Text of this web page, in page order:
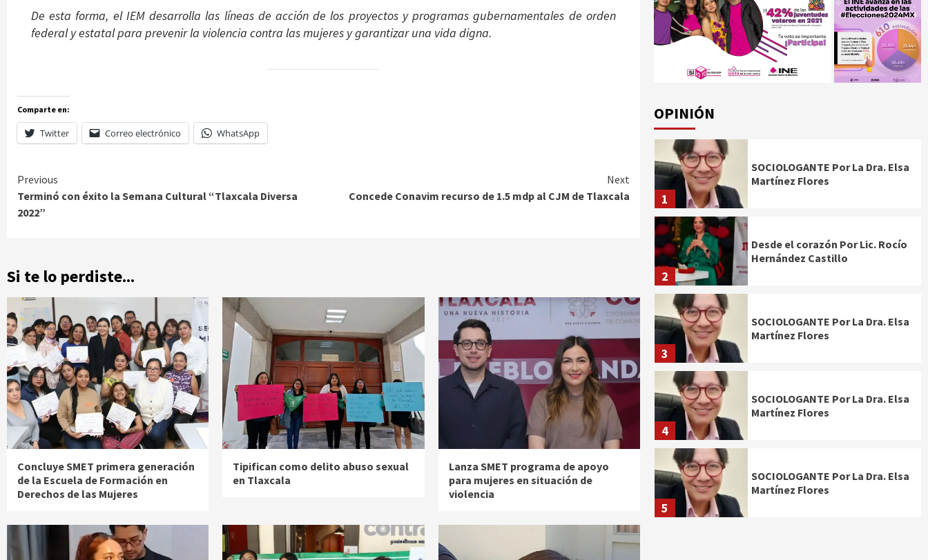
De esta forma, el IEM desarrolla las líneas de acción de los proyectos y programas gubernamentales de orden
federal y estatal para prevenir la violencia contra las mujeres y garantizar una vida digna.
Comparte en:
Twitter Correo electrónico WhatsApp
Continue
Reading
Previous
Terminó con éxito la Semana Cultural “Tlaxcala Diversa
2022”
Next
Concede Conavim recurso de 1.5 mdp al CJM de Tlaxcala
Si te lo perdiste...
Concluye SMET primera generación
de la Escuela de Formación en
Derechos de las Mujeres
Tipifican como delito abuso sexual
en Tlaxcala
Lanza SMET programa de apoyo
para mujeres en situación de
violencia
OPINIÓN
1
SOCIOLOGANTE Por La Dra. Elsa
Martínez Flores
2
Desde el corazón Por Lic. Rocío
Hernández Castillo
3
SOCIOLOGANTE Por La Dra. Elsa
Martínez Flores
4
SOCIOLOGANTE Por La Dra. Elsa
Martínez Flores
5
SOCIOLOGANTE Por La Dra. Elsa
Martínez Flores